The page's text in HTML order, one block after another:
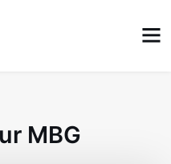
MBG